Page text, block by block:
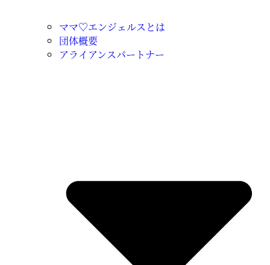
ママ♡エンジェルスとは
団体概要
アライアンスパートナー